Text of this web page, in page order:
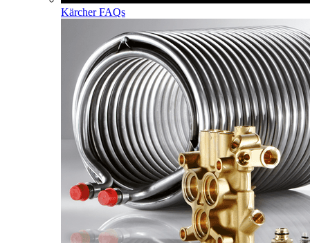
Kärcher FAQs